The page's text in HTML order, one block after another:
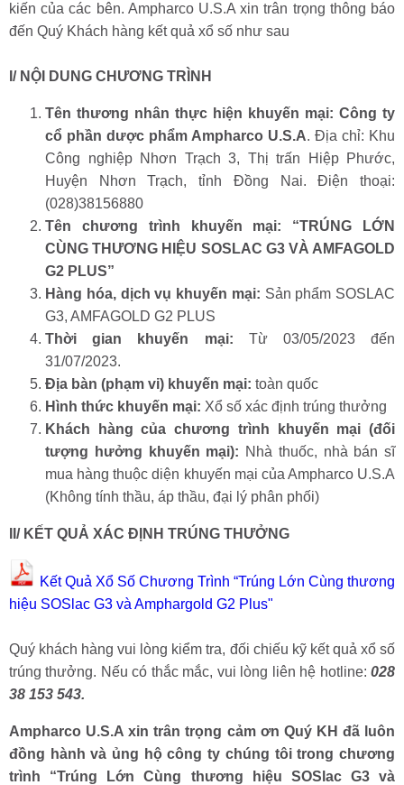
kiến của các bên. Ampharco U.S.A xin trân trọng thông báo
đến Quý Khách hàng kết quả xổ số như sau
I/ NỘI DUNG CHƯƠNG TRÌNH
Tên thương nhân thực hiện khuyến mại: Công ty
cổ phần dược phẩm Ampharco U.S.A. Địa chỉ: Khu
Công nghiệp Nhơn Trạch 3, Thị trấn Hiệp Phước,
Huyện Nhơn Trạch, tỉnh Đồng Nai. Điện thoại:
(028)38156880
Tên chương trình khuyến mại: “TRÚNG LỚN
CÙNG THƯƠNG HIỆU SOSLAC G3 VÀ AMFAGOLD
G2 PLUS”
Hàng hóa, dịch vụ khuyến mại: Sản phẩm SOSLAC
G3, AMFAGOLD G2 PLUS
Thời gian khuyến mại: Từ 03/05/2023 đến
31/07/2023.
Địa bàn (phạm vi) khuyến mại: toàn quốc
Hình thức khuyến mại: Xổ số xác định trúng thưởng
Khách hàng của chương trình khuyến mại (đối
tượng hưởng khuyến mại): Nhà thuốc, nhà bán sĩ
mua hàng thuộc diện khuyến mại của Ampharco U.S.A
(Không tính thầu, áp thầu, đại lý phân phối)
II/ KẾT QUẢ XÁC ĐỊNH TRÚNG THƯỞNG
Kết Quả Xổ Số Chương Trình “Trúng Lớn Cùng thương
hiệu SOSlac G3 và Amphargold G2 Plus"
Quý khách hàng vui lòng kiểm tra, đối chiếu kỹ kết quả xổ số
trúng thưởng. Nếu có thắc mắc, vui lòng liên hệ hotline: 028
38 153 543.
Ampharco U.S.A xin trân trọng cảm ơn Quý KH đã luôn
đồng hành và ủng hộ công ty chúng tôi trong chương
trình “Trúng Lớn Cùng thương hiệu SOSlac G3 và